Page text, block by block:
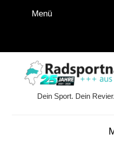
Menü
Dein Sport. Dein